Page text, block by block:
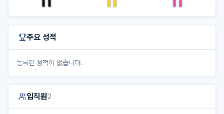
주요 성적
등록된 성적이 없습니다.
임직원2